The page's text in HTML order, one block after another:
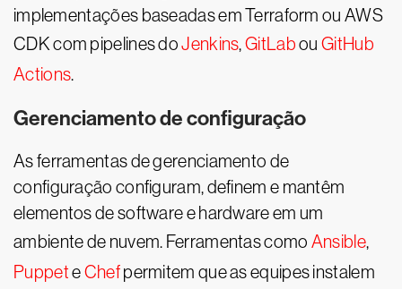
implementações baseadas em Terraform ou AWS
CDK com pipelines doJenkins,GitLabouGitHub
Actions.
Gerenciamento de configuração
As ferramentas de gerenciamento de
configuração configuram, definem e mantêm
elementos de software e hardware em um
ambiente de nuvem. Ferramentas como Ansible,
PuppeteChefpermitem que as equipes instalem